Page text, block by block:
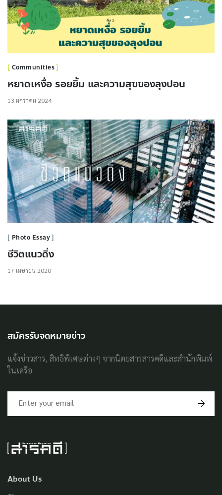
Communities
หยาดเหงื่อ รอยยิ้ม และความสุขของลุงปอน
13 มกราคม 2024
Photo Essay
ชีวิตแนวดิ่ง
17 เมษายน 2020
About Us
สมัครรับจดหมายข่าว
แจ้งข่าวสาร, สิทธิพิเศษต่างๆ จากนิตยสารสารคดีและสำนักพิมพ์
ในเครือ